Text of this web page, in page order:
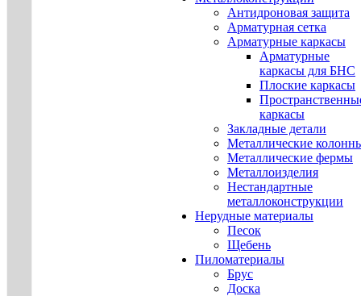
Антидроновая защита
Арматурная сетка
Арматурные каркасы
Арматурные
каркасы для БНС
Плоские каркасы
каркасы
Закладные детали
Металлические
Металлические фермы
Металлоизделия
Нестандартные
металлоконструкции
Нерудные материалы
Песок
Щебень
Пиломатериалы
Брус
Доска